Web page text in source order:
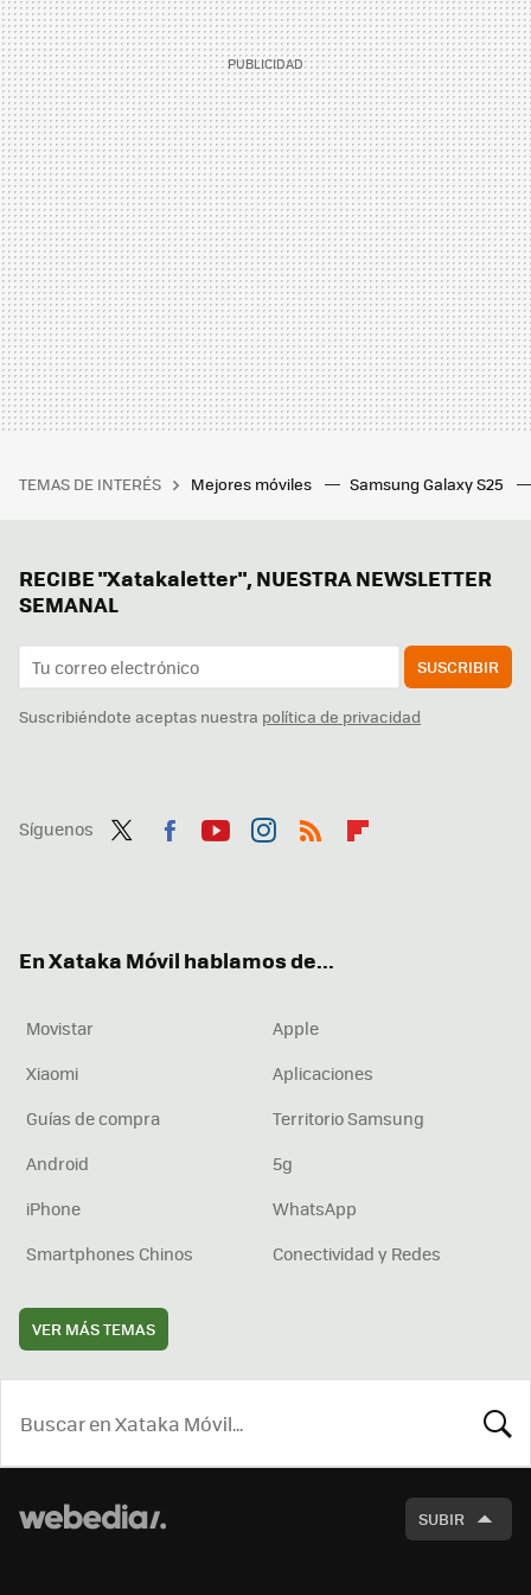
TEMAS DE INTERÉS Mejores móviles Samsung Galaxy S25
RECIBE "Xatakaletter", NUESTRA NEWSLETTER
SEMANAL
SUSCRIBIR
Suscribiéndote aceptas nuestra política de privacidad
Síguenos
En Xataka Móvil hablamos de...
Movistar
Apple
Xiaomi
Aplicaciones
Guías de compra
Territorio Samsung
Android
5g
iPhone
WhatsApp
Smartphones Chinos
Conectividad y Redes
VER MÁS TEMAS
SUBIR